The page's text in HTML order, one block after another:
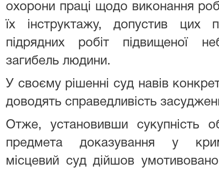
охорони праці щодо виконання
їх інструктажу, допустив цих
підрядних робіт підвищеної
загибель людини.
У своєму рішенні суд навів
доводять справедливість
Отже, установивши сукупність
предмета доказування у
місцевий суд дійшов